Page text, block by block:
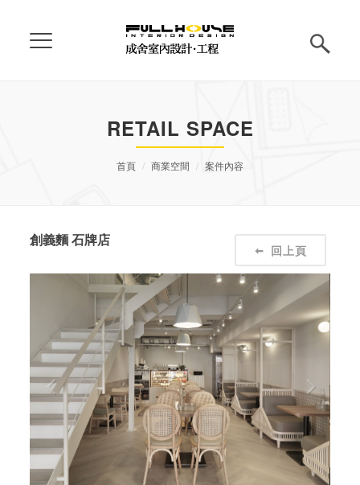
RETAIL SPACE
首頁 商業空間 案件內容
創義麵 石牌店
回上頁